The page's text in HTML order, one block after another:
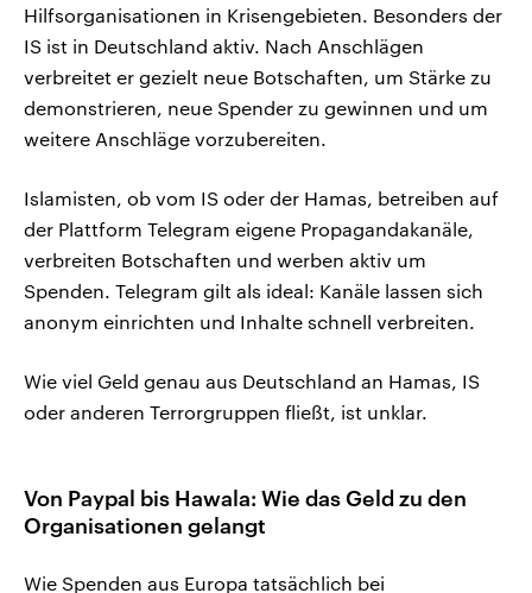
Hilfsorganisationen in Krisengebieten. Besonders der
IS ist in Deutschland aktiv. Nach Anschlägen
verbreitet er gezielt neue Botschaften, um Stärke zu
demonstrieren, neue Spender zu gewinnen und um
weitere Anschläge vorzubereiten.
Islamisten, ob vom IS oder der Hamas, betreiben auf
der Plattform Telegram eigene Propagandakanäle,
verbreiten Botschaften und werben aktiv um
Spenden. Telegram gilt als ideal: Kanäle lassen sich
anonym einrichten und Inhalte schnell verbreiten.
Wie viel Geld genau aus Deutschland an Hamas, IS
oder anderen Terrorgruppen fließt, ist unklar.
Von Paypal bis Hawala: Wie das Geld zu den
Organisationen gelangt
Wie Spenden aus Europa tatsächlich bei